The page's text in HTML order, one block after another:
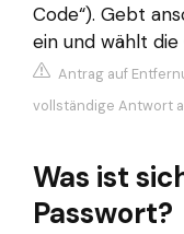
Code“). Gebt
ein und wählt die
Antrag auf
vollständige Antwort
Was ist
Passwort?